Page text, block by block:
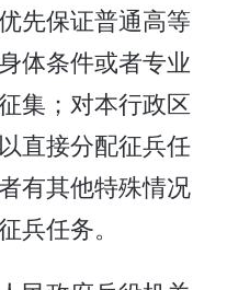
先保证普通高等
体条件或者专业
集；对本行政区
直接分配征兵任
有其他特殊情况
兵任务。